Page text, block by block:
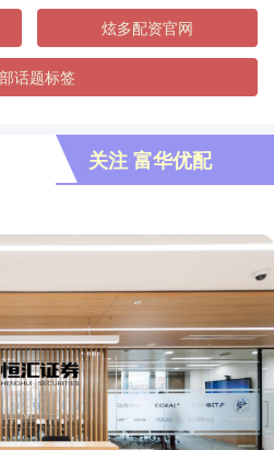
炫多配资官网
话题标签
关注 富华优配